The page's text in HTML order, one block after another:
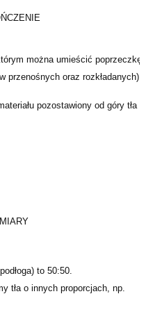
można umieścić poprzeczkę
przenośnych oraz rozkładanych)
pozostawiony od góry tła o
to 50:50.
tła o innych proporcjach, np.